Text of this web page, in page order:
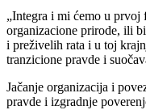
„Integra i mi ćemo u prvoj
organizacione prirode, ili
i preživelih rata i u toj
tranzicione pravde i
Jačanje organizacija i
pravde i izgradnje